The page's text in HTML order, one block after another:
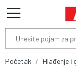
Početak Hlađenje i